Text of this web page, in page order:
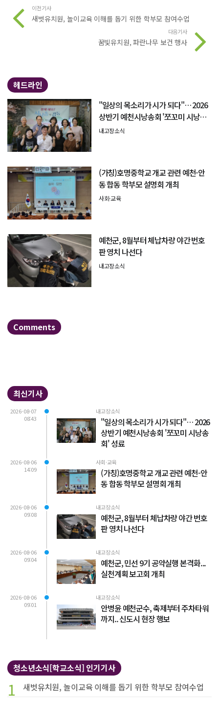
이전기사
새벗유치원, 놀이교육 이해를 돕기 위한 학부모 참여수업
다음기사
꿈빛유치원, 파란나무 보건 행사
헤드라인
"일상의 목소리가 시가 되다"… 2026
상반기 예천시낭송회 '쪼꼬미 시낭송
회' 성료
내고장소식
(가칭)호명중학교 개교 관련 예천-안
동 합동 학부모 설명회 개최
사회·교육
예천군, 8월부터 체납차량 야간 번호
판 영치 나선다
내고장소식
Comments
최신기사
2026-08-07
08:43
내고장소식
"일상의 목소리가 시가 되다"… 2026
상반기 예천시낭송회 '쪼꼬미 시낭송
회' 성료
2026-08-06
14:09
사회·교육
(가칭)호명중학교 개교 관련 예천-안
동 합동 학부모 설명회 개최
2026-08-06
09:08
내고장소식
예천군, 8월부터 체납차량 야간 번호
판 영치 나선다
2026-08-06
09:04
내고장소식
예천군, 민선 9기 공약실행 본격화...
실천계획 보고회 개최
2026-08-06
09:01
내고장소식
안병윤 예천군수, 축제부터 주차타워
까지.. 신도시 현장 행보
청소년소식[학교소식] 인기기사
1 새벗유치원, 놀이교육 이해를 돕기 위한 학부모 참여수업